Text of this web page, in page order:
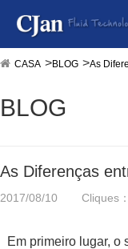
CASA BLOG As
BLOG
As Diferenças
2017/08/10 Cliques
Em primeiro lugar, o